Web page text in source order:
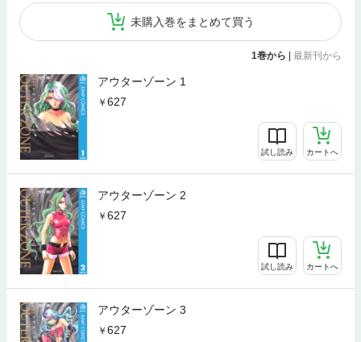
未購入巻をまとめて買う
1巻から 最新刊から
アウターゾーン 1
627
試し読み カートへ
アウターゾーン 2
627
試し読み カートへ
アウターゾーン 3
627